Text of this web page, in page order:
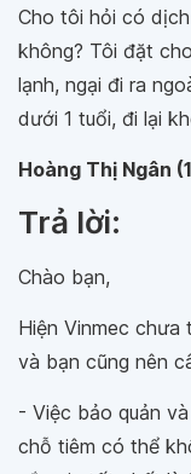
Cho tôi hỏi có
không? Tôi đặt
lạnh, ngại đi ra
dưới 1 tuổi, đi lại
Hoàng Thị Ngân
Trả lời:
Chào bạn,
Hiện Vinmec chưa
và bạn cũng nên
- Việc bảo quản
chỗ tiêm có thể